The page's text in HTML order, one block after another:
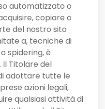
automatizzato o
copiare o
del nostro sito
a, tecniche di
spidering, è
Titolare del
adottare tutte le
azioni legali,
qualsiasi attività di